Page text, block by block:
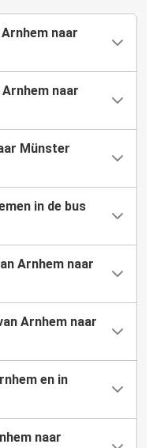
naar
naar
Münster
in de bus
Arnhem naar
Arnhem naar
en in
naar